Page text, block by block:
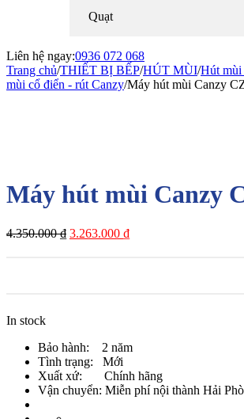
Quạt
Liên hệ ngay:0936 072 068
Trang chủ/THIẾT BỊ BẾP/HÚT MÙI/Hút mùi
mùi cổ điển - rút Canzy/Máy hút mùi Canzy
Máy hút mùi Canzy
4.350.000₫ Giá
3.263.000 ₫Giá
In stock
Bảo hành: 2 năm
Tình trạng: Mới
Xuất xứ: Chính hãng
Vận chuyển: Miễn phí nội thành Hải